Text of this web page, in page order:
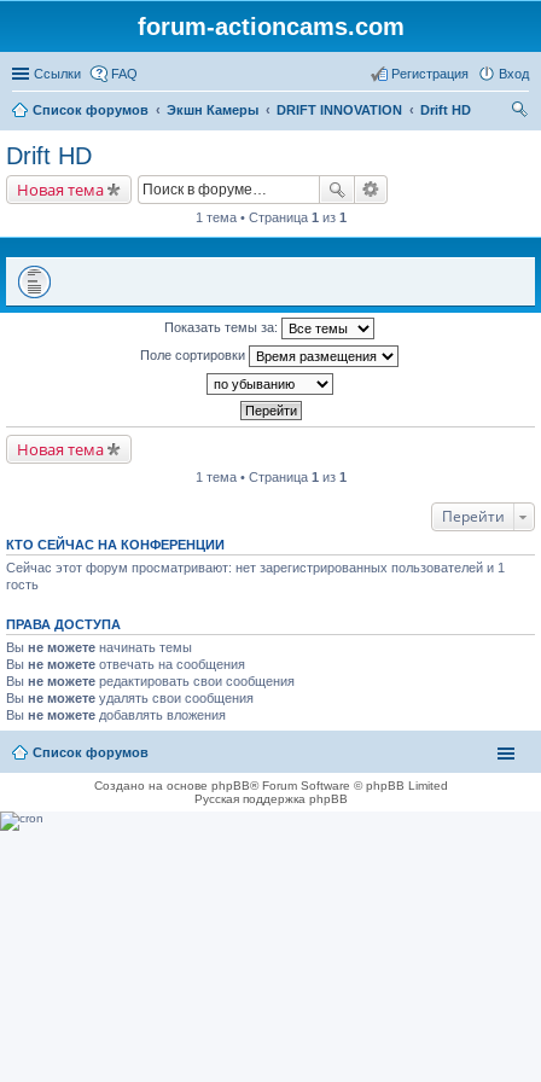
forum-actioncams.com
Ссылки FAQ Вход
Регистрация
Список форумов Экшн Камеры DRIFT INNOVATION
Drift HD
Drift HD
Новая тема
1 тема • Страница 1 из 1
Показать темы за:
Поле сортировки
Новая тема
1 тема • Страница 1 из 1
Перейти
КТО СЕЙЧАС НА КОНФЕРЕНЦИИ
Сейчас этот форум просматривают: нет зарегистрированных пользователей и 1
гость
ПРАВА ДОСТУПА
Вы не можете начинать темы
Вы не можете отвечать на сообщения
Вы не можете редактировать свои сообщения
Вы не можете удалять свои сообщения
Вы не можете добавлять вложения
Список форумов
Создано на основе phpBB® Forum Software © phpBB Limited
Русская поддержка phpBB